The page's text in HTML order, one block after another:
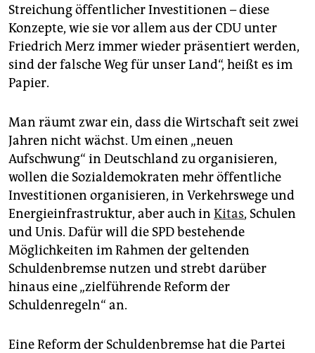
Streichung öffentlicher Investitionen – diese
Konzepte, wie sie vor allem aus der CDU unter
Friedrich Merz immer wieder präsentiert werden,
sind der falsche Weg für unser Land“, heißt es im
Papier.
Man räumt zwar ein, dass die Wirtschaft seit zwei
Jahren nicht wächst. Um einen „neuen
Aufschwung“ in Deutschland zu organisieren,
wollen die Sozialdemokraten mehr öffentliche
Investitionen organisieren, in Verkehrswege und
Energieinfrastruktur, aber auch in Kitas, Schulen
und Unis. Dafür will die SPD bestehende
Möglichkeiten im Rahmen der geltenden
Schuldenbremse nutzen und strebt darüber
hinaus eine „zielführende Reform der
Schuldenregeln“ an.
Eine Reform der Schuldenbremse hat die Partei